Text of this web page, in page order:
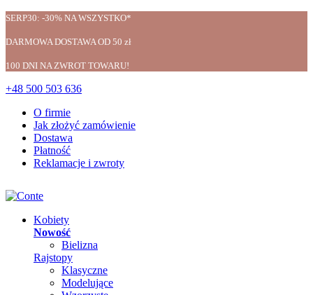
SERP30: -30% NA WSZYSTKO*
DARMOWA DOSTAWA OD 50 zł
100 DNI NA ZWROT TOWARU!
+48 500 503 636
O firmie
Jak złożyć zamówienie
Dostawa
Płatność
Reklamacje i zwroty
Kobiety
Nowość
Bielizna
Rajstopy
Klasyczne
Modelujące